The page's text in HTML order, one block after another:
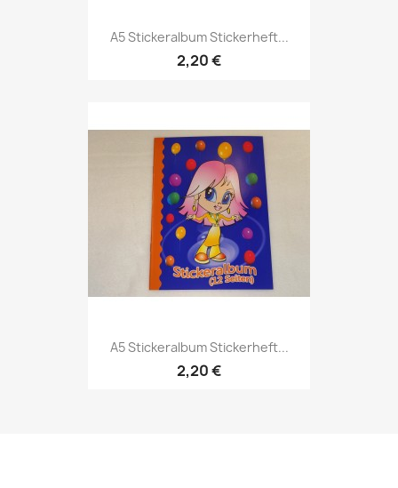
A5 Stickeralbum Stickerheft...
2,20 €
A5 Stickeralbum Stickerheft...
2,20 €